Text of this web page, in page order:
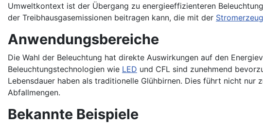
Umweltkontext ist der Übergang zu energieeffizienteren
der Treibhausgasemissionen beitragen kann, die mit der
Anwendungsbereiche
Die Wahl der Beleuchtung hat direkte Auswirkungen auf den
Beleuchtungstechnologien wie LED und CFL sind zunehmend
Lebensdauer haben als traditionelle Glühbirnen. Dies führt nicht nur
Abfallmengen.
Bekannte Beispiele